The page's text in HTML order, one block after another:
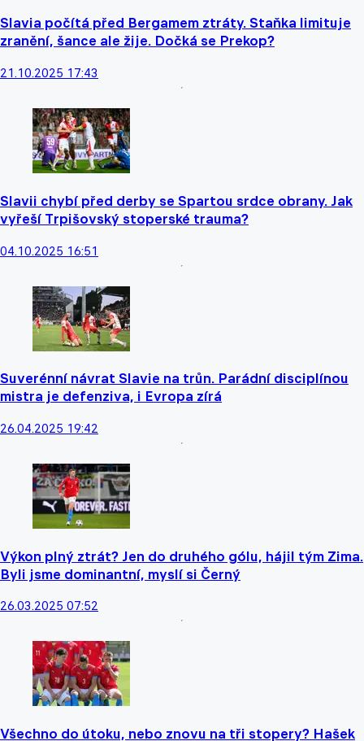
Slavia počítá před Bergamem ztráty. Staňka limituje
zranění, šance ale žije. Dočká se Prekop?
21.10.2025 17:43
Slavii chybí před derby se Spartou srdce obrany. Jak
vyřeší Trpišovský stoperské trauma?
04.10.2025 16:51
Suverénní návrat Slavie na trůn. Parádní disciplínou
mistra je defenziva, i Evropa zírá
26.04.2025 19:42
Výkon plný ztrát? Jen do druhého gólu, hájil tým Zima.
Byli jsme dominantní, myslí si Černý
26.03.2025 07:52
Všechno do útoku, nebo znovu na tři stopery? Hašek